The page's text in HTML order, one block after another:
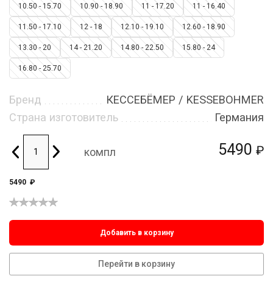
5490 ₽
10.50 - 15.70 10.90 - 18.90 11 - 17.20 11 - 16.40
11.50 - 17.10 12 - 18 12.10 - 19.10 12.60 - 18.90
13.30 - 20 14 - 21.20 14.80 - 22.50 15.80 - 24
16.80 - 25.70
Бренд
КЕССЕБЁМЕР / KESSEBOHMER
Страна изготовитель
Германия
компл
5490 ₽
Добавить в корзину
Перейти в корзину